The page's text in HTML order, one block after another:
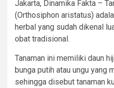
Jakarta, Dinamika Fakta –
(Orthosiphon aristatus)
herbal yang sudah dikenal
obat tradisional.
Tanaman ini memiliki daun
bunga putih atau ungu yang
sehingga disebut tanaman